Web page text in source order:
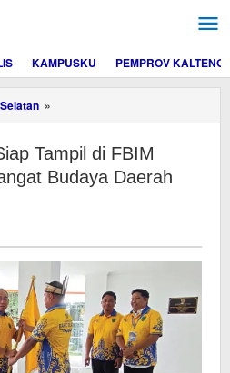
KAMPUSKU PEMPROV KALTENG
»
Barsel
Tampil
di
FBIM
Budaya
Daerah
Tampil di FBIM
Budaya Daerah